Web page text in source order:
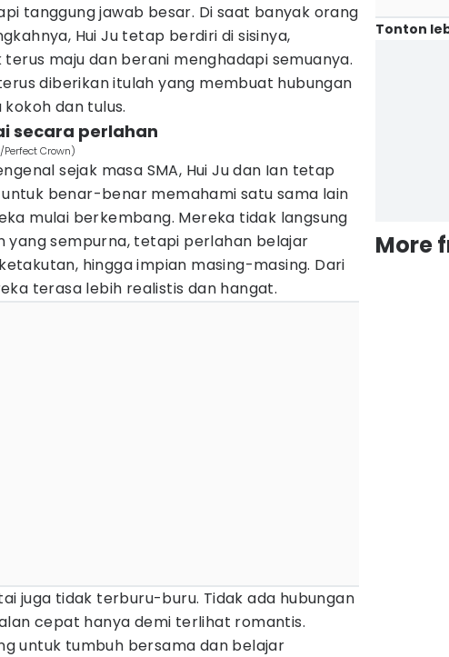
tanggung jawab besar. Di saat banyak orang
Hui Ju tetap berdiri di sisinya,
maju dan berani menghadapi semuanya.
diberikan itulah yang membuat hubungan
dan tulus.
secara perlahan
Perfect Crown)
sejak masa SMA, Hui Ju dan Ian tetap
benar-benar memahami satu sama lain
mulai berkembang. Mereka tidak langsung
yang sempurna, tetapi perlahan belajar
hingga impian masing-masing. Dari
terasa lebih realistis dan hangat.
juga tidak terburu-buru. Tidak ada hubungan
cepat hanya demi terlihat romantis.
untuk tumbuh bersama dan belajar
Tonton
More